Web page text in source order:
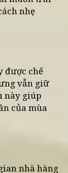
tại Nhà
đến nhà
và thư
nhẹ